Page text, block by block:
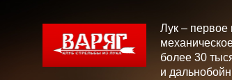
Лук – первое
более 30
и